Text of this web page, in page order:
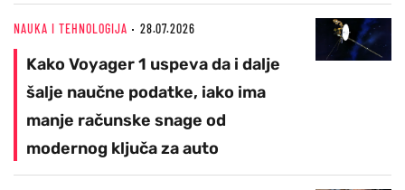
NAUKA I TEHNOLOGIJA 28.07.2026
Kako Voyager 1 uspeva da i dalje
šalje naučne podatke, iako ima
manje računske snage od
modernog ključa za auto